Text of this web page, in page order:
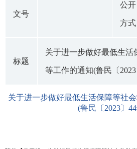
文号
公开
方式
标题
关于进一步做好最低生活
等工作的通知(鲁民〔
关于进一步做好最低生活保障等社
(鲁民〔2023〕